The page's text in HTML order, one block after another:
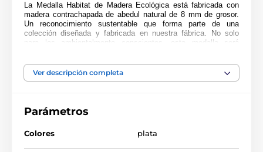
La Medalla Habitat de Madera Ecológica está fabricada con
madera contrachapada de abedul natural de 8 mm de grosor.
Un reconocimiento sustentable que forma parte de una
colección diseñada y fabricada en nuestra fábrica. No solo
para los ambientalmente conscientes, esta medalla será
Impresa a full color, esta medalla es noble, impresionante y
única. Elija entre tres tamaños muy grandes de hasta 9 cm.
de consultar nuestros precios fantásticos para pedidos al por
mayor.
Tómese el tiempo de ver nuestro breve video a continuación
Ver descripción completa
Parámetros
Colores plata